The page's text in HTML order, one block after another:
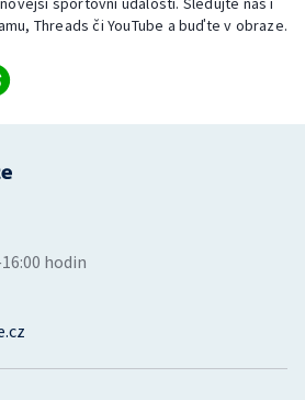
Threads či YouTube a buďte v obraze.
hodin